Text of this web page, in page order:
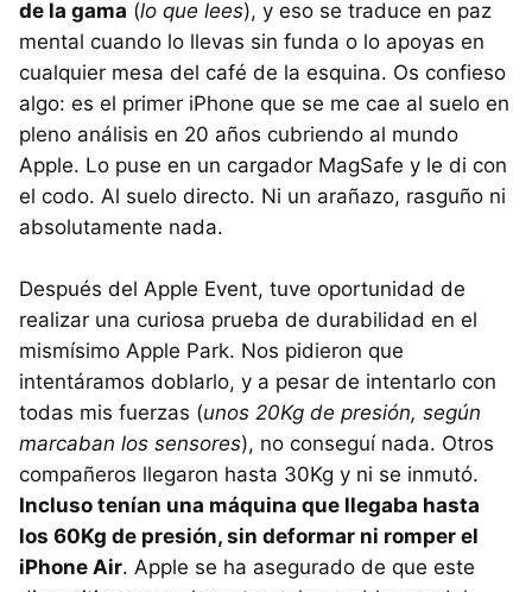
de la gama (lo que lees), y eso se traduce en paz
mental cuando lo llevas sin funda o lo apoyas en
cualquier mesa del café de la esquina. Os confieso
algo: es el primer iPhone que se me cae al suelo en
pleno análisis en 20 años cubriendo al mundo
Apple. Lo puse en un cargador MagSafe y le di con
el codo. Al suelo directo. Ni un arañazo, rasguño ni
absolutamente nada.
Después del Apple Event, tuve oportunidad de
realizar una curiosa prueba de durabilidad en el
mismísimo Apple Park. Nos pidieron que
intentáramos doblarlo, y a pesar de intentarlo con
todas mis fuerzas (unos 20Kg de presión, según
marcaban los sensores), no conseguí nada. Otros
compañeros llegaron hasta 30Kg y ni se inmutó.
Incluso tenían una máquina que llegaba hasta
los 60Kg de presión, sin deformar ni romper el
iPhone Air. Apple se ha asegurado de que este